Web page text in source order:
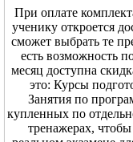
При оплате
ученику откроется
сможет выбрать те
есть возможность
месяц доступна
это: Курсы
Занятия по
купленных по
тренажерах,